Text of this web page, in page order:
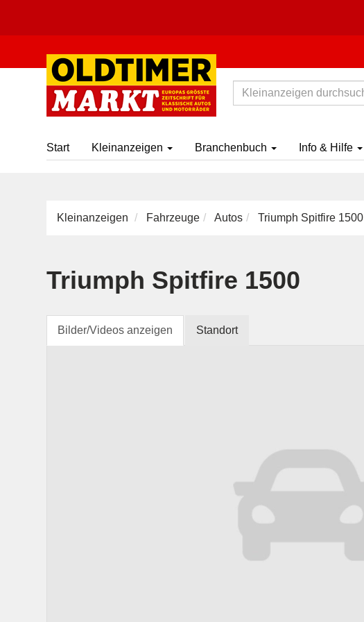
Start Kleinanzeigen Branchenbuch Info & Hilfe
Kleinanzeigen Fahrzeuge Autos Triumph Spitfire 1500
Triumph Spitfire 1500
Bilder/Videos anzeigen Standort